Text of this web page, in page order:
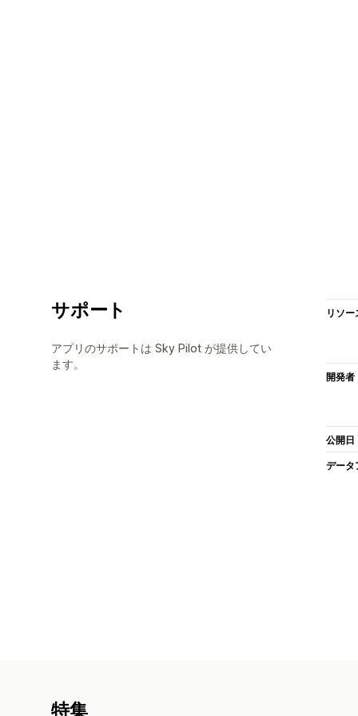
サポート
アプリのサポートは Sky Pilot が提供してい
ます。
リソー
開発者
公開日
データ
特集